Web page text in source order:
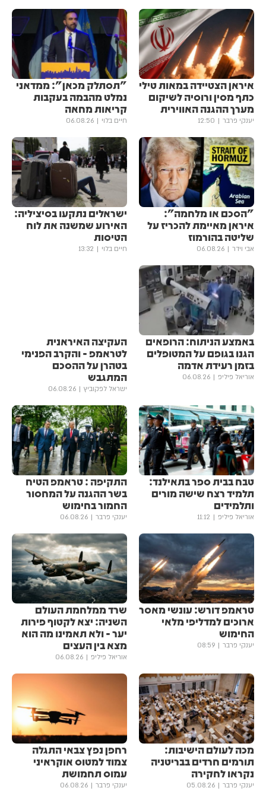
איראן הצטיידה במאות טילי
כתף מסין ורוסיה לשיקום
מערך ההגנה האווירית
יענקי פרבר 12:50
"תסתלק מכאן": ממדאני
נמלט מהבמה בעקבות
קריאות מחאה
חיים בלוי 06.08.26
"הסכם או מלחמה":
איראן מאיימת להכריז על
שליטה בהורמוז
אבי וידר 06.08.26
ישראלים נתקעו בסיציליה:
האירוע שמשנה את לוח
הטיסות
חיים בלוי 13:32
באמצע הניתוח: הרופאים
הגנו בגופם על המטופלים
בזמן רעידת אדמה
אוריאל פיליפ 06.08.26
העקיצה האיראנית
לטראמפ - והקרב הפנימי
בטהרן על ההסכם
המתגבש
ישראל לפקוביץ 06.08.26
טבח בבית ספר בתאילנד:
תלמיד רצח שישה מורים
ותלמידים
אוריאל פיליפ 11:12
התקיפה : טראמפ הטיח
בשר ההגנה על המחסור
החמור בחימוש
יענקי פרבר 06.08.26
טראמפ דורש: עונשי מאסר
ארוכים למדליפי מלאי
החימוש
יענקי פרבר 08:59
שרד ממלחמת העולם
השניה: יצא לקטוף פירות
יער - ולא תאמינו מה הוא
מצא בין העצים
אוריאל פיליפ 06.08.26
מכה לעולם הישיבות:
תורמים חרדים בבריטניה
נקראו לחקירה
יענקי פרבר 05.08.26
רחפן נפץ צבאי התגלה
צמוד למטוס אוקראיני
עמוס תחמושת
יענקי פרבר 06.08.26